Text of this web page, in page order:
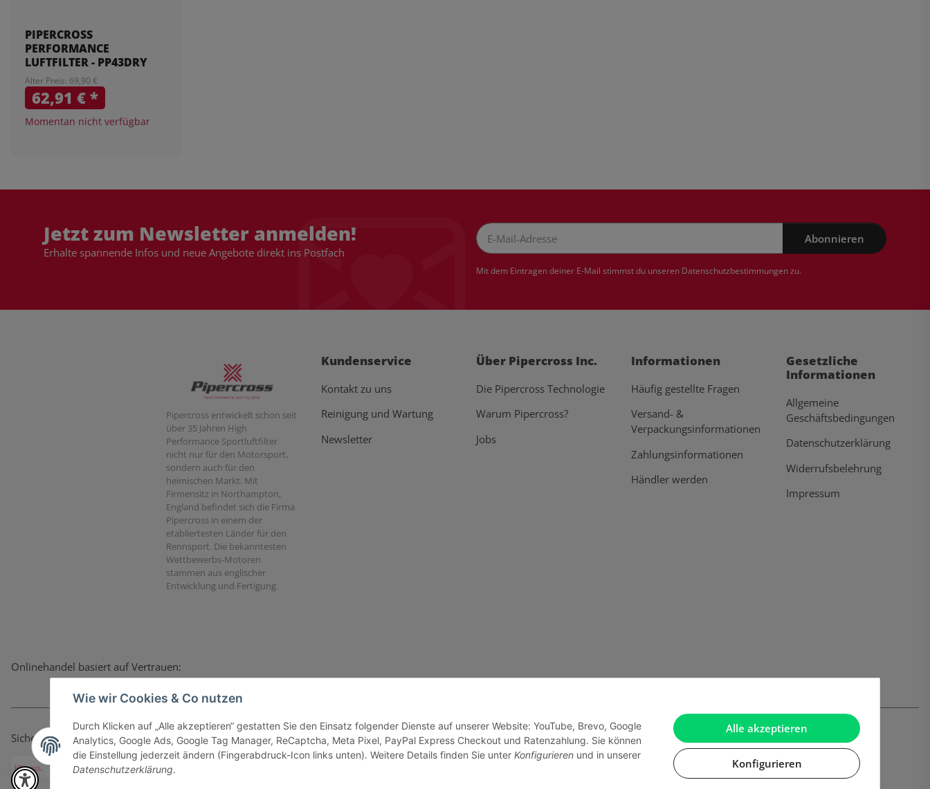
Alle akzeptieren
Konfigurieren
Wie wir Cookies & Co nutzen
Durch Klicken auf „Alle akzeptieren“ gestatten Sie den Einsatz folgender Dienste auf unserer Website: YouTube, Brevo, Google
Analytics, Google Ads, Google Tag Manager, ReCaptcha, Meta Pixel, PayPal Express Checkout und Ratenzahlung. Sie können
die Einstellung jederzeit ändern (Fingerabdruck-Icon links unten). Weitere Details finden Sie unter Konfigurieren und in unserer
Datenschutzerklärung.
PIPERCROSS
PERFORMANCE
LUFTFILTER - PP43DRY
Alter Preis: 69,90 €
62,91 €*
Momentan nicht verfügbar
Jetzt zum Newsletter anmelden!
Erhalte spannende Infos und neue Angebote direkt ins Postfach
Abonnieren
Mit dem Eintragen deiner E-Mail stimmst du unseren Datenschutzbestimmungenzu.
Pipercross entwickelt schon seit
über 35 Jahren High
Performance Sportluftfilter
nicht nur für den Motorsport,
sondern auch für den
heimischen Markt. Mit
Firmensitz in Northampton,
England befindet sich die Firma
Pipercross in einem der
etabliertesten Länder für den
Rennsport. Die bekanntesten
Wettbewerbs-Motoren
stammen aus englischer
Entwicklung und Fertigung.
Kundenservice
Kontakt zu uns
Reinigung und Wartung
Newsletter
Über Pipercross Inc.
Die Pipercross Technologie
Warum Pipercross?
Jobs
Informationen
Häufig gestellte Fragen
Versand- &
Verpackungsinformationen
Zahlungsinformationen
Händler werden
Gesetzliche
Informationen
Allgemeine
Geschäftsbedingungen
Datenschutzerklärung
Widerrufsbelehrung
Impressum
Onlinehandel basiert auf Vertrauen:
Sicher bezahlen via: